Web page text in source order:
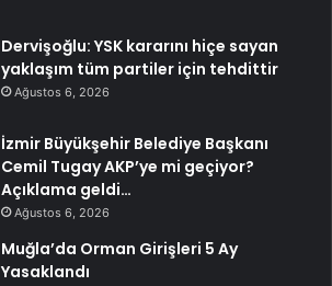
Dervişoğlu: YSK kararını hiçe sayan
yaklaşım tüm partiler için tehdittir
Ağustos 6, 2026
İzmir Büyükşehir Belediye Başkanı
Cemil Tugay AKP’ye mi geçiyor?
Açıklama geldi…
Ağustos 6, 2026
Muğla’da Orman Girişleri 5 Ay
Yasaklandı